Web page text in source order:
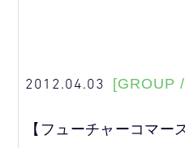
2012.04.03 [GROUP
【フューチャーコマー